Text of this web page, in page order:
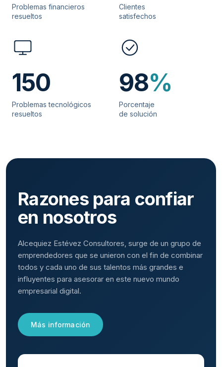
Problemas financieros
resueltos
Clientes
satisfechos
150
Problemas tecnológicos
resueltos
98%
Porcentaje
de solución
Razones para confiar
en nosotros
Alcequiez Estévez Consultores, surge de un grupo de
emprendedores que se unieron con el fin de combinar
todos y cada uno de sus talentos más grandes e
influyentes para asesorar en este nuevo mundo
empresarial digital.
Más información